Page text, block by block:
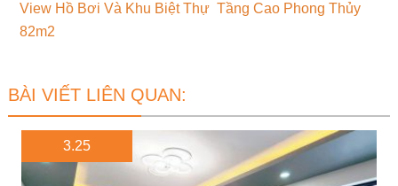
View Hồ Bơi Và Khu Biệt Thự Tầng Cao Phong Thủy
82m2
BÀI VIẾT LIÊN QUAN:
3.25